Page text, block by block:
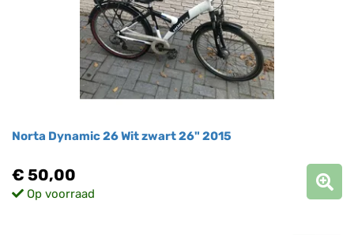
Norta Dynamic 26 Wit zwart 26" 2015
€ 50,00
Op voorraad